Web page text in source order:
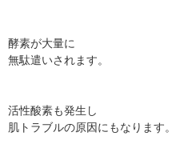
酵素が大量に
無駄遣いされます。
活性酸素も発生し
肌トラブルの原因にもなります。